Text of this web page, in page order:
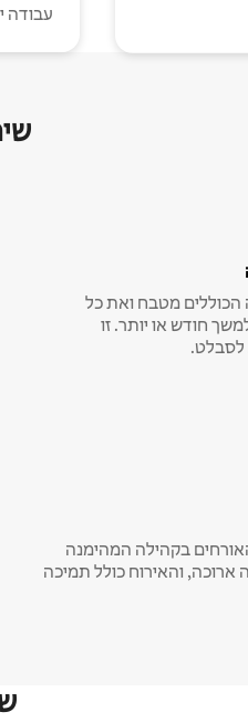
עבודה
מטבח ואת כל
חודש או יותר. זו
בקהילה המהימנה
ארוכה, והאירוח כולל תמיכה